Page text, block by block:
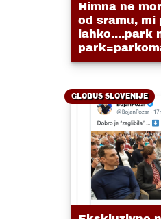
Himna ne
od sramu, mi
lahko....park
GLOBUS SLOVENIJE